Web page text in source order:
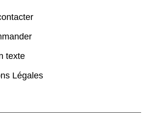
texte
Légales